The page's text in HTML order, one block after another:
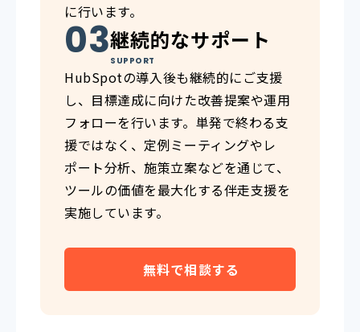
に行います。
継続的なサポート
SUPPORT
HubSpotの導入後も継続的にご支援
し、目標達成に向けた改善提案や運用
フォローを行います。単発で終わる支
援ではなく、定例ミーティングやレ
ポート分析、施策立案などを通じて、
ツールの価値を最大化する伴走支援を
実施しています。
無料で相談する